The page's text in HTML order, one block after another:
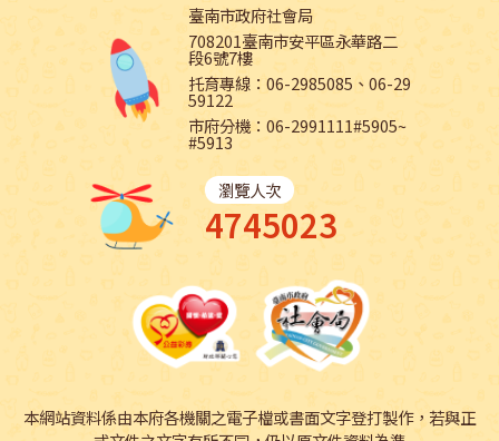
臺南市政府社會局
708201臺南市安平區永華路二
段6號7樓
托育專線：06-2985085、06-29
59122
市府分機：06-2991111#5905~
#5913
瀏覽人次
4745023
本網站資料係由本府各機關之電子檔或書面文字登打製作，若與正